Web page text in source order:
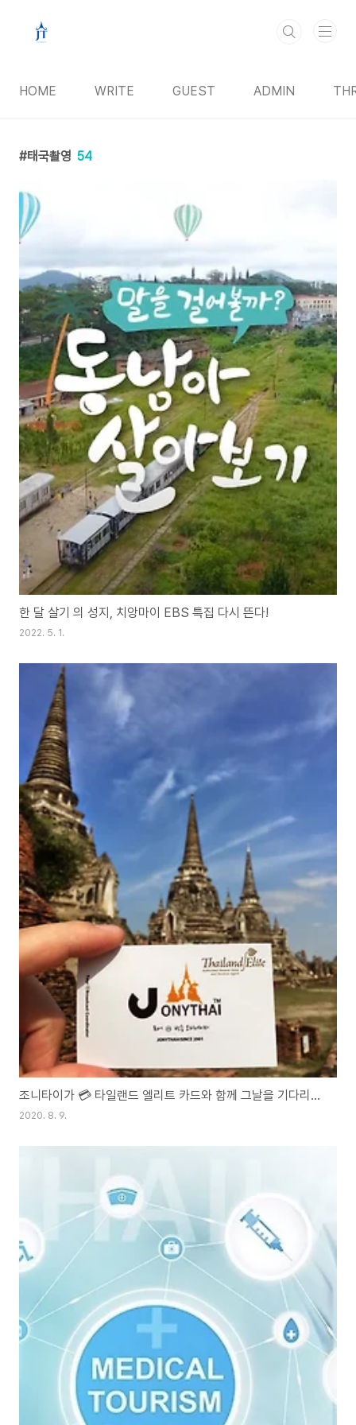
HOME WRITE GUEST ADMIN
태국촬영 54
한 달 살기 의 성지, 치앙마이 EBS 특집 다시 뜬다!
2022. 5. 1.
조니타이가 💳 타일랜드 엘리트 카드와 함께 그날을 기다리고 있습니다.
2020. 8. 9.